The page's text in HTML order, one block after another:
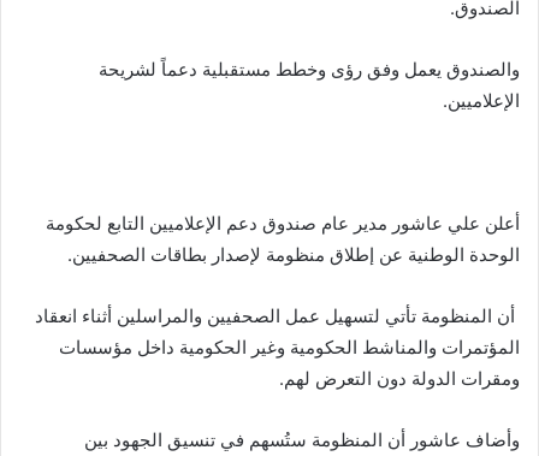
الصندوق.
والصندوق يعمل وفق رؤى وخطط مستقبلية دعماً لشريحة
الإعلاميين.
أعلن علي عاشور مدير عام صندوق دعم الإعلاميين التابع لحكومة
الوحدة الوطنية عن إطلاق منظومة لإصدار بطاقات الصحفيين.
أن المنظومة تأتي لتسهيل عمل الصحفيين والمراسلين أثناء انعقاد
المؤتمرات والمناشط الحكومية وغير الحكومية داخل مؤسسات
ومقرات الدولة دون التعرض لهم.
وأضاف عاشور أن المنظومة ستُسهم في تنسيق الجهود بين